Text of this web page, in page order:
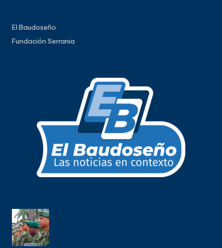
El Baudoseño
Fundación Serrania